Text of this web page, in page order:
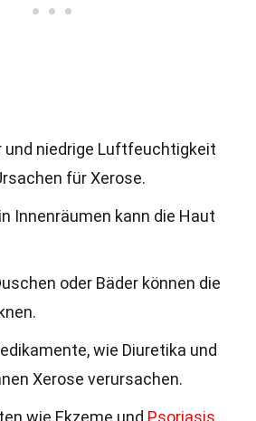
und niedrige Luftfeuchtigkeit
für Xerose.
Innenräumen kann die Haut
oder Bäder können die
wie Diuretika und
Xerose verursachen.
wie Ekzeme und Psoriasis